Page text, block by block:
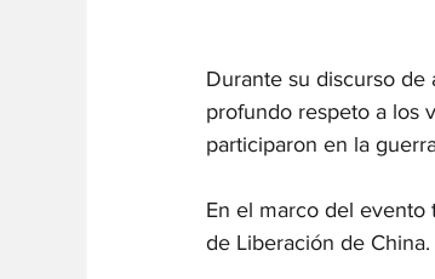
Durante su discurso
profundo respeto a los
participaron en la
En el marco del evento
de Liberación de China.